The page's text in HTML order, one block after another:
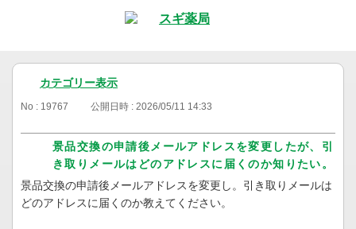
カテゴリー表示
No : 19767 公開日時 : 2026/05/11 14:33
景品交換の申請後メールアドレスを変更したが、引
き取りメールはどのアドレスに届くのか知りたい。
景品交換の申請後メールアドレスを変更し。引き取りメールは
どのアドレスに届くのか教えてください。